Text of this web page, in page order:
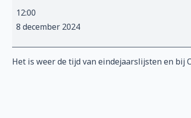
Ladder
2024
12:00
8 december 2024
Het is weer de tijd van eindejaarslijsten en bij